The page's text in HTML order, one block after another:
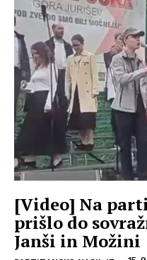
[Video] Na
prišlo do
Janši in Možini